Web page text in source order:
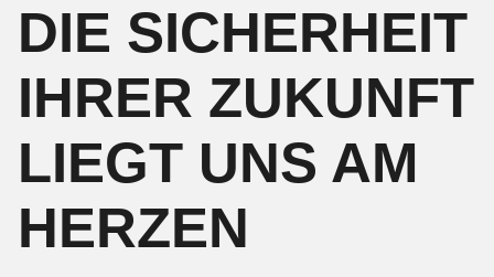
DIE SICHERHEIT
IHRER ZUKUNFT
LIEGT UNS AM
HERZEN